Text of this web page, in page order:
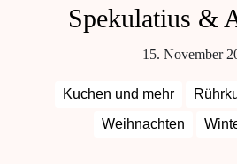
Spekulatius &
15. November
Kuchen und mehr
Weihnachten